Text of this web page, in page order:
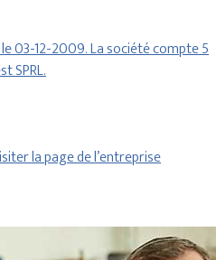
03-12-2009. La société compte 5
SPRL.
la page de l’entreprise